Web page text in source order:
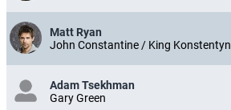
Matt Ryan
John Constantine / King Konstentyn
Adam Tsekhman
Gary Green